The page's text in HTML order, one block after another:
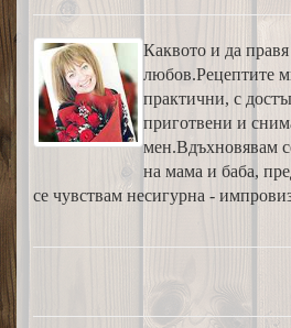
Каквото и да
любов.Рецептите
практични, с
приготвени и
мен.Вдъхновявам
на мама и баба,
се чувствам несигурна -